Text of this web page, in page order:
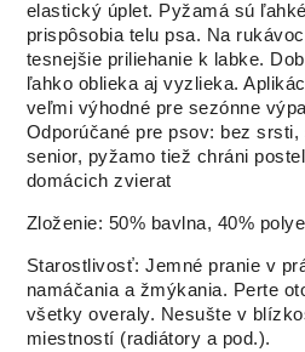
elastický úplet. Pyžamá sú
prispôsobia telu psa. Na
tesnejšie priliehanie k labke.
ľahko oblieka aj vyzlieka.
veľmi výhodné pre sezónne
Odporúčané pre psov: bez srsti,
senior, pyžamo tiež chráni
domácich zvierat
Zloženie: 50% bavlna, 40%
Starostlivosť: Jemné pranie v
namáčania a žmýkania. Perte
všetky overaly. Nesušte v
miestností (radiátory a pod.).